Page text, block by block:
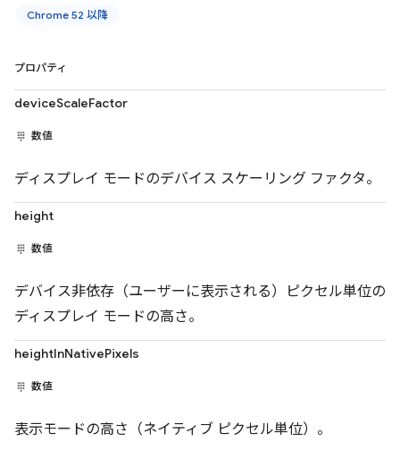
Chrome 52 以降
プロパティ
deviceScaleFactor
数値
ディスプレイ モードのデバイス スケーリング ファクタ。
height
数値
デバイス非依存（ユーザーに表示される）ピクセル単位の
ディスプレイ モードの高さ。
heightInNativePixels
数値
表示モードの高さ（ネイティブ ピクセル単位）。